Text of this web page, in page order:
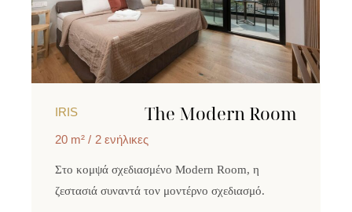
IRIS The Modern Room
20 m² 2 ενήλικες
Στο κομψά σχεδιασμένο Modern Room, η
ζεστασιά συναντά τον μοντέρνο σχεδιασμό.